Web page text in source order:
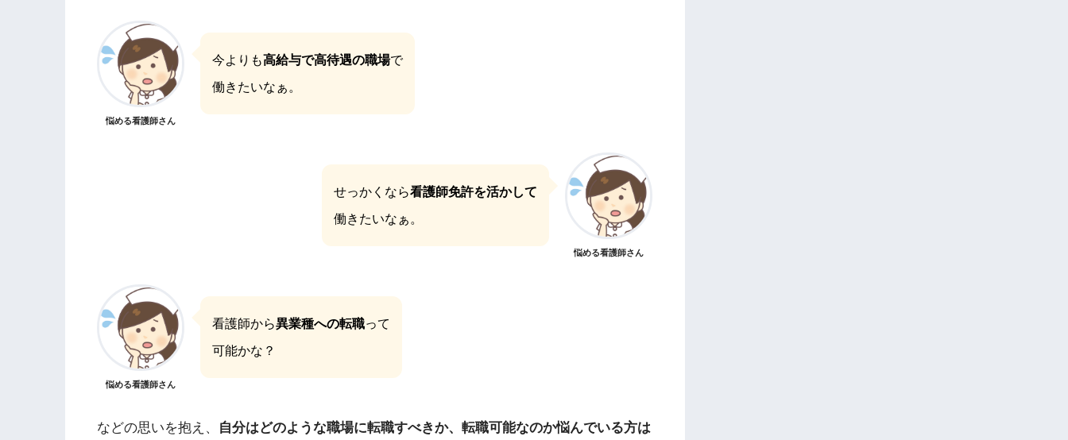
悩める看護師さん
今よりも高給与で高待遇の職場で
働きたいなぁ。
せっかくなら看護師免許を活かして
働きたいなぁ。
悩める看護師さん
悩める看護師さん
看護師から異業種への転職って
可能かな？
などの思いを抱え、
自分はどのような職場に転職すべきか、転職可能なのか悩んでいる方は